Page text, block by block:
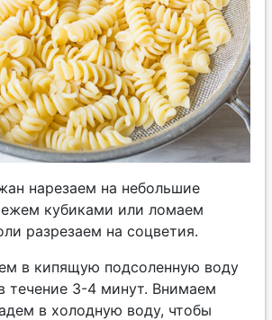
нарезаем на небольшие
кубиками или ломаем
разрезаем на соцветия.
в кипящую подсоленную воду
течение 3-4 минут. Внимаем
в холодную воду, чтобы